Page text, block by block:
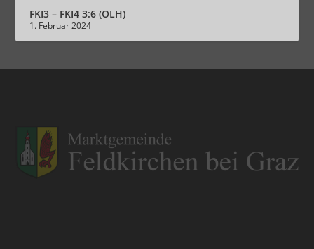
FKI3 – FKI4 3:6 (OLH)
1. Februar 2024